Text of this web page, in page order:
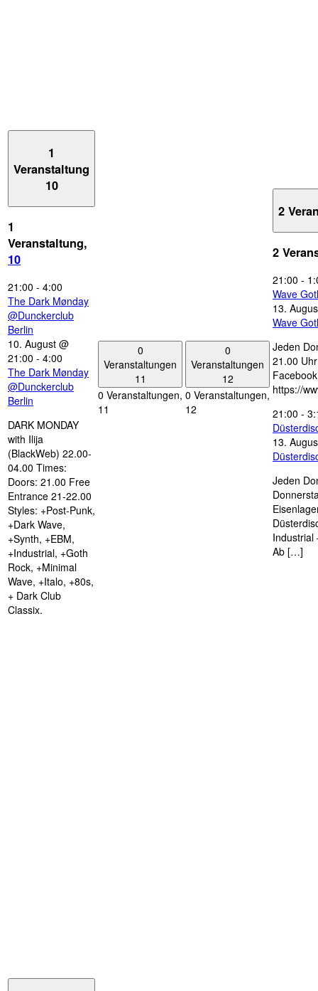
1
Veranstaltung
10
1
Veranstaltung,
10
21:00 - 4:00
The Dark Mønday
@Dunckerclub
Berlin
10. August @
21:00 - 4:00
The Dark Mønday
@Dunckerclub
Berlin
DARK MONDAY
with Ilija
(BlackWeb) 22.00-
04.00 Times:
Doors: 21.00 Free
Entrance 21-22.00
Styles: +Post-Punk,
+Dark Wave,
+Synth, +EBM,
+Industrial, +Goth
Rock, +Minimal
Wave, +Italo, +80s,
+ Dark Club
Classix.
0
Veranstaltungen
11
0 Veranstaltungen,
11
0
Veranstaltungen
12
0 Veranstaltungen,
12
2
2
21:00 -
Wave
13.
Wave
Jeden
21.00
https://
21:00 -
13.
Jeden
Industrial
Ab […]